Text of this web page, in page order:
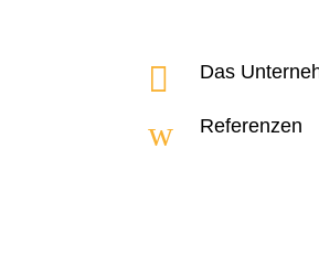
 Das
w Referenzen